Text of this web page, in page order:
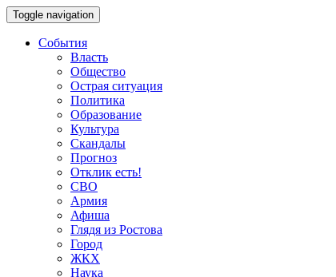
Toggle navigation
События
Власть
Общество
Острая ситуация
Политика
Образование
Культура
Скандалы
Прогноз
Отклик есть!
СВО
Армия
Афиша
Глядя из Ростова
Город
ЖКХ
Наука